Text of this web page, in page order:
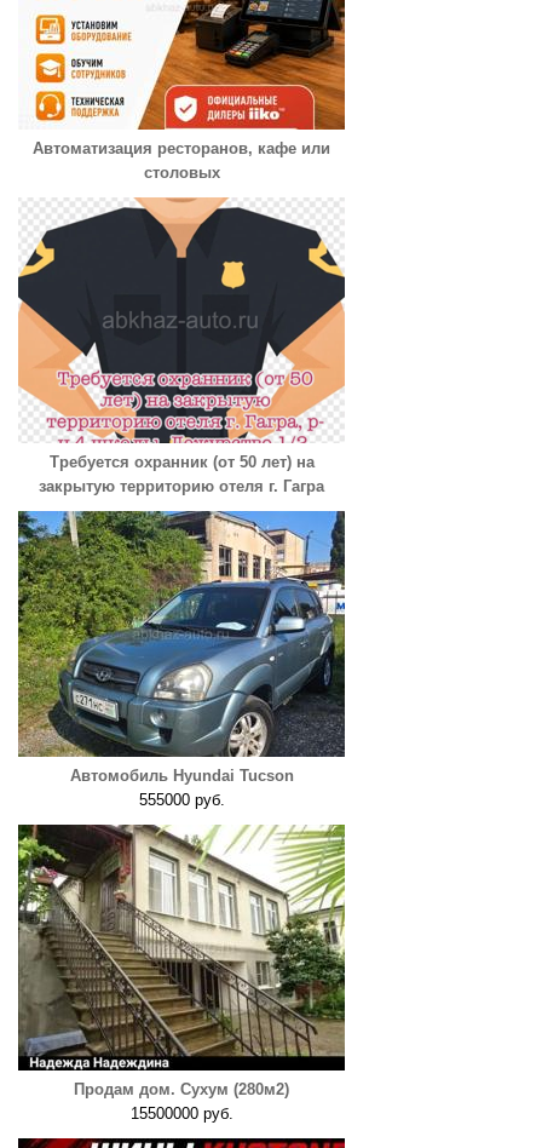
Автоматизация ресторанов, кафе или
столовых
Требуется охранник (от 50 лет) на
закрытую территорию отеля г. Гагра
Автомобиль Hyundai Tucson
555000 руб.
Продам дом. Сухум (280м2)
15500000 руб.